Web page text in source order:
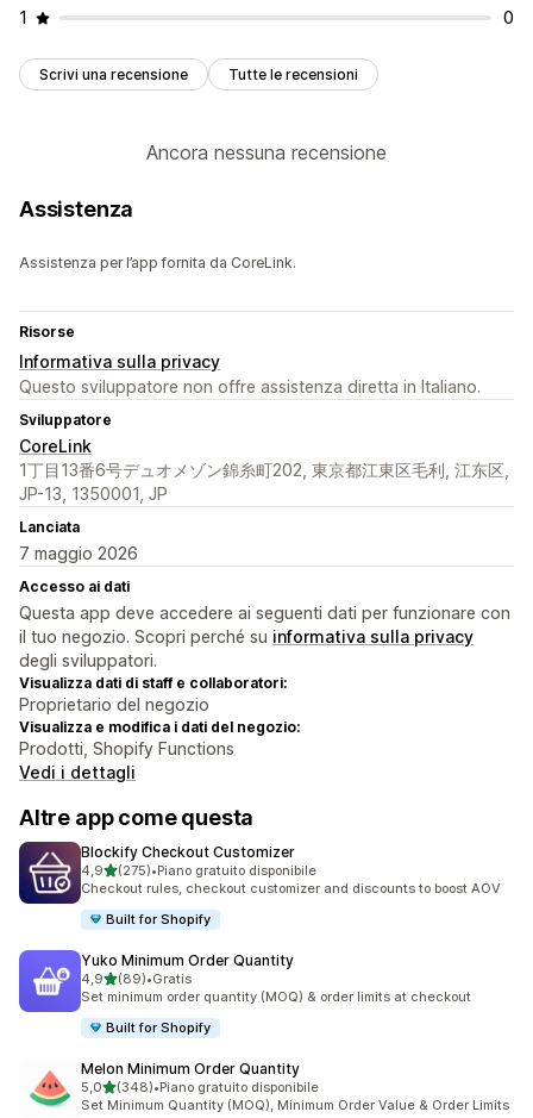
1 0
Scrivi una recensione Tutte le recensioni
Ancora nessuna recensione
Assistenza
Assistenza per l’app fornita da CoreLink.
Risorse
Informativa sulla privacy
Questo sviluppatore non offre assistenza diretta in Italiano.
Sviluppatore
CoreLink
1丁目13番6号デュオメゾン錦糸町202, 東京都江東区毛利, 江东区,
JP-13, 1350001, JP
Lanciata
7 maggio 2026
Accesso ai dati
Questa app deve accedere ai seguenti dati per funzionare con
il tuo negozio. Scopri perché su informativa sulla privacy
degli sviluppatori.
Visualizza dati di staff e collaboratori:
Proprietario del negozio
Visualizza e modifica i dati del negozio:
Prodotti, Shopify Functions
Vedi i dettagli
Altre app come questa
Blockify Checkout Customizer
4,9stelle su 5
(275)
275 recensioni totali
•Piano gratuito disponibile
Checkout rules, checkout customizer and discounts to boost AOV
Built for Shopify
Yuko Minimum Order Quantity
4,9stelle su 5
(89)
89 recensioni totali
•Gratis
Set minimum order quantity (MOQ) & order limits at checkout
Built for Shopify
Melon Minimum Order Quantity
5,0stelle su 5
(348)
348 recensioni totali
•Piano gratuito disponibile
Set Minimum Quantity (MOQ), Minimum Order Value & Order Limits